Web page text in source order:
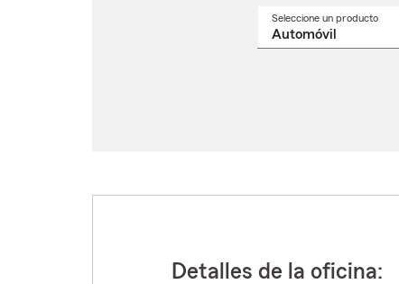
Seleccione un producto
Detalles de la oficina: